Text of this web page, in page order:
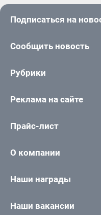
Подписаться на
Сообщить новость
Рубрики
Реклама на сайте
Прайс-лист
О компании
Наши награды
Наши вакансии